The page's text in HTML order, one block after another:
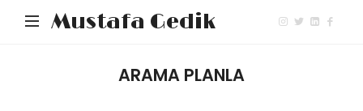
Mustafa Gedik
ARAMA PLANLA